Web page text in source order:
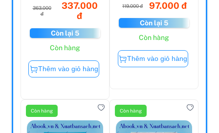
363.000
đ
337.000
đ
Còn lại 5
Còn hàng
Thêm vào giỏ hàng
119.000 đ 97.000 đ
Còn lại 5
Còn hàng
Thêm vào giỏ hàng
Còn hàng Còn hàng